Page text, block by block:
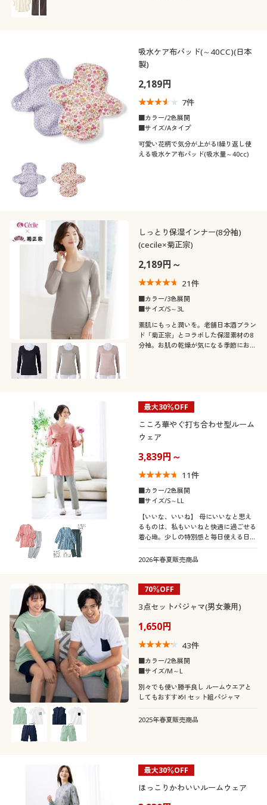
吸水ケア布パッド(～40CC)(日本
製)
2,189円
7件
■カラー/2色展開
■サイズ/Aタイプ
可愛い花柄で気分が上がる!繰り返し使
える吸水ケア布パッド(吸水量～40cc)
しっとり保湿インナー(8分袖)
(cecile×菊正宗)
2,189円～
21件
■カラー/3色展開
■サイズ/S～3L
素肌にもっと潤いを。老舗日本酒ブラン
ド「菊正宗」とコラボした保湿素材の8
分袖。お肌の乾燥が気になる季節におす
最大30％OFF
こころ華やぐ打ち合わせ型ルーム
ウェア
3,839円～
11件
■カラー/2色展開
■サイズ/S～LL
【いいな、いいね】 母にいいなと思え
るものは、私もいいねと快適に過ごせる
着心地。少しの特別感と毎日使える日常
着、だけど想いはたっぷり。大切な方へ
伝えたい、感謝の想いを花々に込めまし
2026年春夏販売商品
70％OFF
3点セットパジャマ(男女兼用)
1,650円
43件
■カラー/2色展開
■サイズ/M～L
別々でも使い勝手良し ルームウエアと
してもおすすめ! セット組パジャマ
2025年春夏販売商品
最大30％OFF
ほっこりかわいいルームウェア